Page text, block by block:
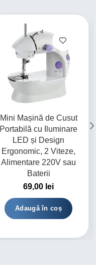
Mini Mașină de Cusut
Portabilă cu Iluminare
LED și Design
Ergonomic, 2 Viteze,
Alimentare 220V sau
Baterii
69,00 lei
Adaugă în coș